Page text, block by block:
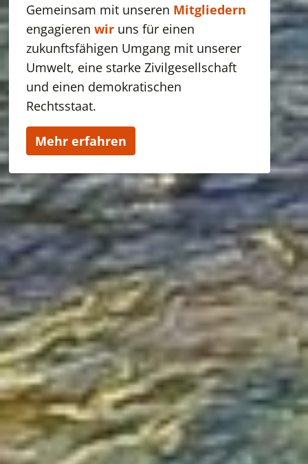
Gemeinsam mit unseren Mitgliedern
engagierenwir uns für einen
zukunftsfähigen Umgang mit unserer
Umwelt, eine starke Zivilgesellschaft
und einen demokratischen
Rechtsstaat.
Mehr erfahren